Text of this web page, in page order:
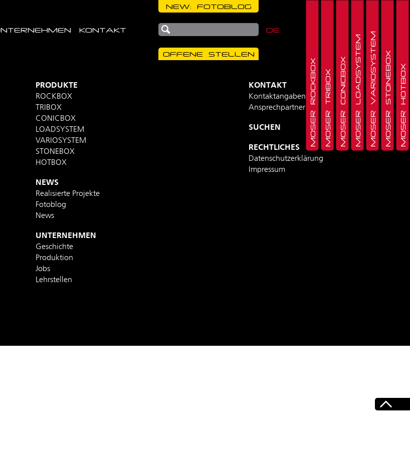
KONTAKT DE
NEW: FOTOBLOG
OFFENE STELLEN
MOSER ROCKBOXMOSER TRIBOXMOSER CONICBOXMOSER LOADSYSTEMMOSER VARIOSYSTEMMOSER STONEBOXMOSER HOTBOX
PRODUKTE
ROCKBOX
TRIBOX
CONICBOX
LOADSYSTEM
VARIOSYSTEM
STONEBOX
HOTBOX
NEWS
Realisierte Projekte
Fotoblog
News
UNTERNEHMEN
Geschichte
Produktion
Jobs
Lehrstellen
KONTAKT
Kontaktangaben
Ansprechpartner
SUCHEN
RECHTLICHES
Datenschutzerklärung
Impressum